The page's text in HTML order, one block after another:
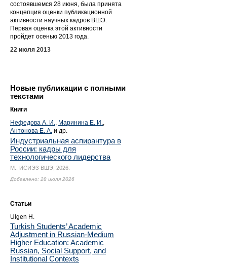
состоявшемся 28 июня, была принята
концепция оценки публикационной
активности научных кадров ВШЭ.
Первая оценка этой активности
пройдет осенью 2013 года.
22 июля 2013
Новые публикации с полными
текстами
Книги
Нефедова А. И., Маринина Е. И.,
Антонова Е. А. и др.
Индустриальная аспирантура в
России: кадры для
технологического лидерства
М.: ИСИЭЗ ВШЭ, 2026.
Добавлено: 28 июля 2026
Статьи
Ulgen H.
Turkish Students’ Academic
Adjustment in Russian-Medium
Higher Education: Academic
Russian, Social Support, and
Institutional Contexts